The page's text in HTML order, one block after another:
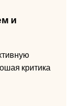
и
критика